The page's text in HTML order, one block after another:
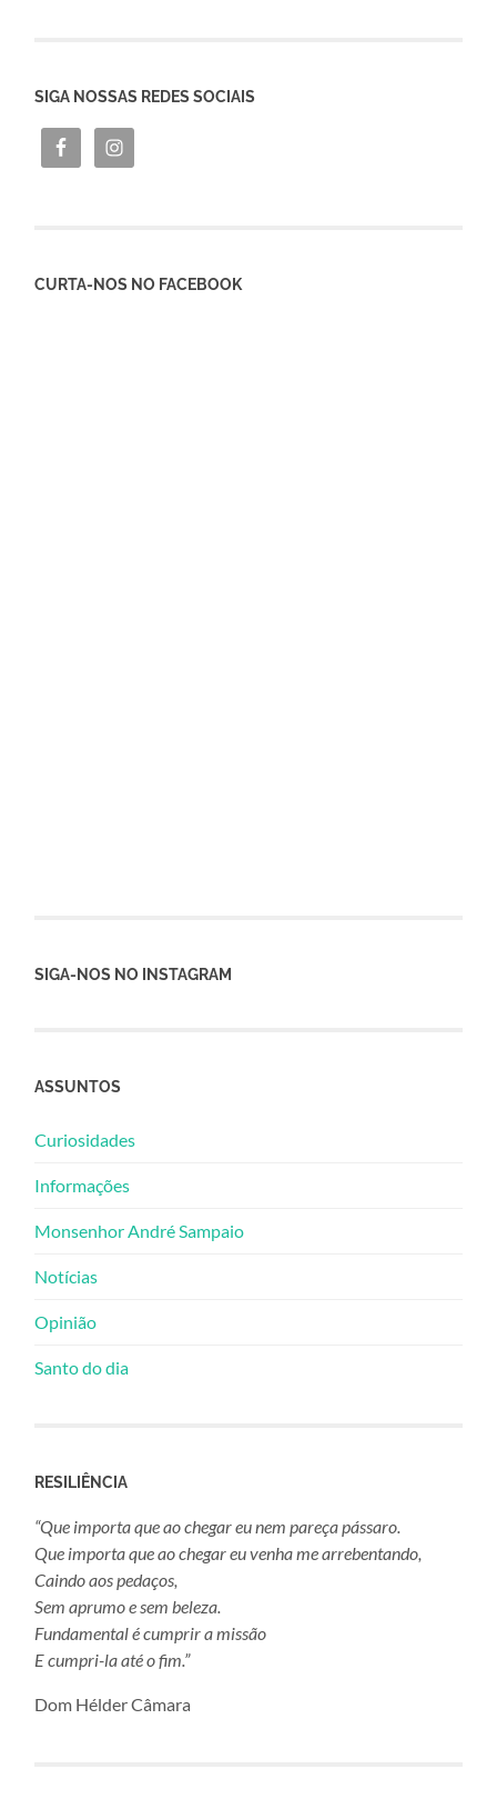
SIGA NOSSAS REDES SOCIAIS
CURTA-NOS NO FACEBOOK
SIGA-NOS NO INSTAGRAM
ASSUNTOS
Curiosidades
Informações
Monsenhor André Sampaio
Notícias
Opinião
Santo do dia
RESILIÊNCIA
“Que importa que ao chegar eu nem pareça pássaro.
Que importa que ao chegar eu venha me arrebentando,
Caindo aos pedaços,
Sem aprumo e sem beleza.
Fundamental é cumprir a missão
E cumpri-la até o fim.”
Dom Hélder Câmara